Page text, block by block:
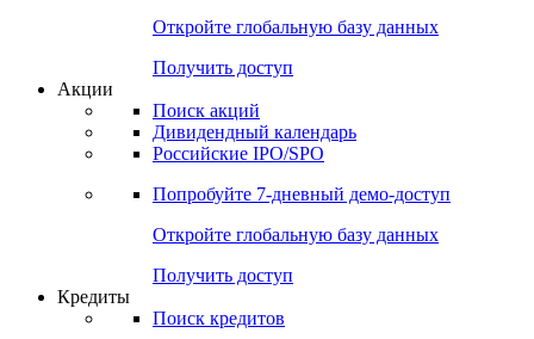
Откройте глобальную базу данных
Получить доступ
Акции
Поиск акций
Дивидендный календарь
Российские IPO/SPO
Попробуйте 7-дневный демо-доступ
Откройте глобальную базу данных
Получить доступ
Кредиты
Поиск кредитов